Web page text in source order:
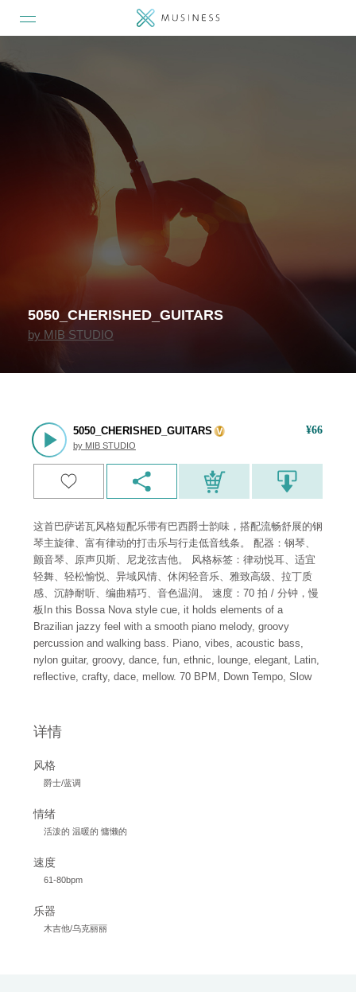
5050_CHERISHED_GUITARS
by MIB STUDIO
5050_CHERISHED_GUITARS
by MIB STUDIO
¥66
这首巴萨诺瓦风格短配乐带有巴西爵士韵味，搭配流畅舒展的钢
琴主旋律、富有律动的打击乐与行走低音线条。 配器：钢琴、
颤音琴、原声贝斯、尼龙弦吉他。 风格标签：律动悦耳、适宜
轻舞、轻松愉悦、异域风情、休闲轻音乐、雅致高级、拉丁质
感、沉静耐听、编曲精巧、音色温润。 速度：70 拍 / 分钟，慢
板In this Bossa Nova style cue, it holds elements of a
Brazilian jazzy feel with a smooth piano melody, groovy
percussion and walking bass. Piano, vibes, acoustic bass,
nylon guitar, groovy, dance, fun, ethnic, lounge, elegant, Latin,
reflective, crafty, dace, mellow. 70 BPM, Down Tempo, Slow
详情
风格
爵士/蓝调
情绪
活泼的 温暖的 慵懒的
速度
61-80bpm
乐器
木吉他/乌克丽丽